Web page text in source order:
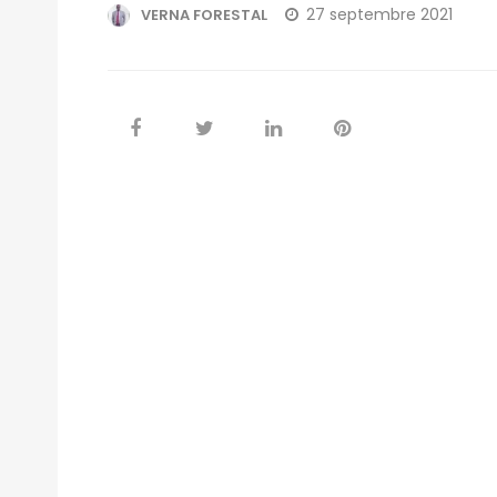
VERNA FORESTAL 27 septembre 2021